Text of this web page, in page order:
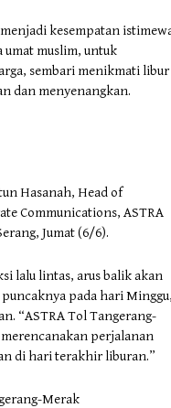
kesempatan
umat muslim, untuk
sembari menikmati libur
dan menyenangkan.
Hasanah, Head of
Communications, ASTRA
Jumat (6/6).
lalu lintas, arus balik akan
pada hari
“ASTRA Tol Tangerang-
perjalanan
di hari terakhir liburan.”
Merak